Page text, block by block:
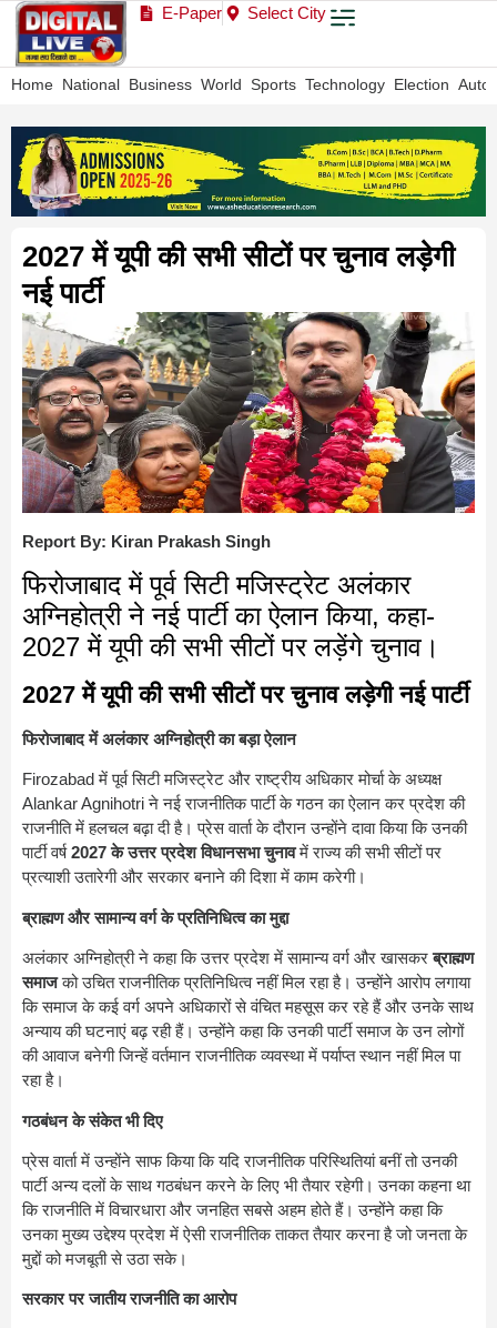
E-Paper Select City
Home National Business World Sports Technology Election Auto
2027 में यूपी की सभी सीटों पर चुनाव लड़ेगी
नई पार्टी
Report By: Kiran Prakash Singh
फिरोजाबाद में पूर्व सिटी मजिस्ट्रेट अलंकार
अग्निहोत्री ने नई पार्टी का ऐलान किया, कहा-
2027 में यूपी की सभी सीटों पर लड़ेंगे चुनाव।
2027 में यूपी की सभी सीटों पर चुनाव लड़ेगी नई पार्टी
फिरोजाबाद में अलंकार अग्निहोत्री का बड़ा ऐलान
Firozabadमें पूर्व सिटी मजिस्ट्रेट और राष्ट्रीय अधिकार मोर्चा के अध्यक्ष
Alankar Agnihotriने नई राजनीतिक पार्टी के गठन का ऐलान कर प्रदेश की
राजनीति में हलचल बढ़ा दी है। प्रेस वार्ता के दौरान उन्होंने दावा किया कि उनकी
पार्टी वर्ष2027 के उत्तर प्रदेश विधानसभा चुनावमें राज्य की सभी सीटों पर
प्रत्याशी उतारेगी और सरकार बनाने की दिशा में काम करेगी।
ब्राह्मण और सामान्य वर्ग के प्रतिनिधित्व का मुद्दा
अलंकार अग्निहोत्री ने कहा कि उत्तर प्रदेश में सामान्य वर्ग और खासकरब्राह्मण
समाजको उचित राजनीतिक प्रतिनिधित्व नहीं मिल रहा है। उन्होंने आरोप लगाया
कि समाज के कई वर्ग अपने अधिकारों से वंचित महसूस कर रहे हैं और उनके साथ
अन्याय की घटनाएं बढ़ रही हैं। उन्होंने कहा कि उनकी पार्टी समाज के उन लोगों
की आवाज बनेगी जिन्हें वर्तमान राजनीतिक व्यवस्था में पर्याप्त स्थान नहीं मिल पा
रहा है।
गठबंधन के संकेत भी दिए
प्रेस वार्ता में उन्होंने साफ किया कि यदि राजनीतिक परिस्थितियां बनीं तो उनकी
पार्टी अन्य दलों के साथ गठबंधन करने के लिए भी तैयार रहेगी। उनका कहना था
कि राजनीति में विचारधारा और जनहित सबसे अहम होते हैं। उन्होंने कहा कि
उनका मुख्य उद्देश्य प्रदेश में ऐसी राजनीतिक ताकत तैयार करना है जो जनता के
मुद्दों को मजबूती से उठा सके।
सरकार पर जातीय राजनीति का आरोप